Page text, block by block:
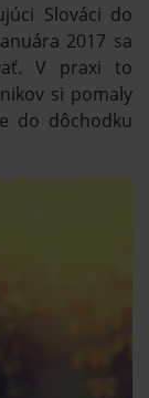
Slováci do
2017 sa
V praxi to
si pomaly
do dôchodku